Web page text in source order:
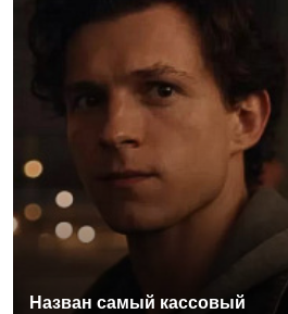
Назван самый кассовый